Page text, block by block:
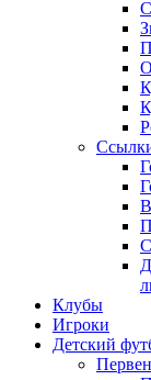
Клубы
Игроки
Детский